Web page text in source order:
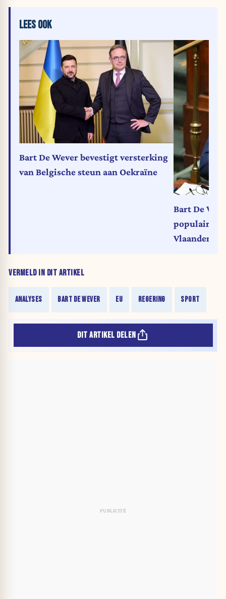
VERMELD IN DIT ARTIKEL
ANALYSES BART DE WEVER EU REGERING SPORT
LEES OOK
Bart De Wever bevestigt versterking
van Belgische steun aan Oekraïne
Bart De
populairste
DIT ARTIKEL DELEN